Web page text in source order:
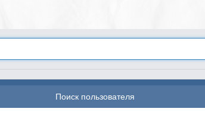
Поиск пользователя